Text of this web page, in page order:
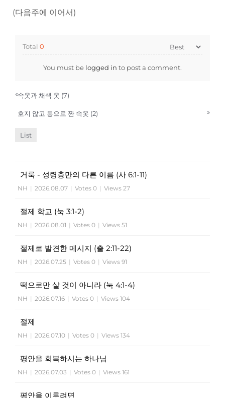
(다음주에 이어서)
Total 0
You must be logged in to post a comment.
«속옷과 채색 옷 (7)
호지 않고 통으로 짠 속옷 (2) »
List
거룩 - 성령충만의 다른 이름 (사 6:1-11)
NH | 2026.08.07 | Votes 0 | Views 27
절제 학교 (눅 3:1-2)
NH | 2026.08.01 | Votes 0 | Views 51
절제로 발견한 메시지 (출 2:11-22)
NH | 2026.07.25 | Votes 0 | Views 91
떡으로만 살 것이 아니라 (눅 4:1-4)
NH | 2026.07.16 | Votes 0 | Views 104
절제
NH | 2026.07.10 | Votes 0 | Views 134
평안을 회복하시는 하나님
NH | 2026.07.03 | Votes 0 | Views 161
평안을 이루려면